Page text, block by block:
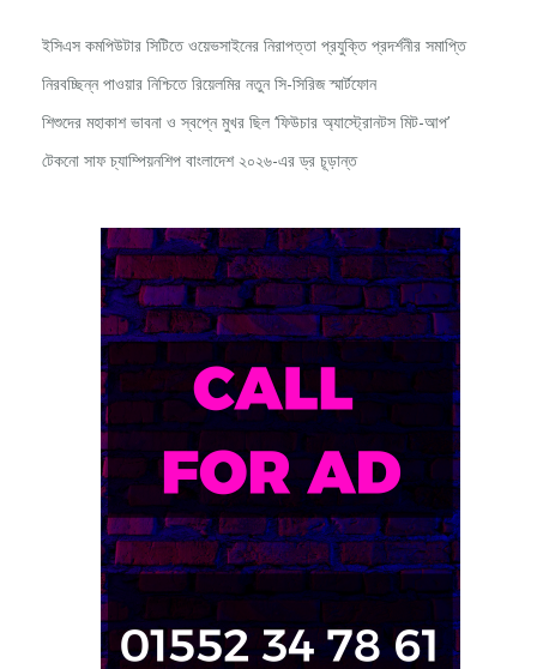
ইসিএস কমপিউটার সিটিতে ওয়েভসাইনের নিরাপত্তা প্রযুক্তি প্রদর্শনীর সমাপ্তি
নিরবচ্ছিন্ন পাওয়ার নিশ্চিতে রিয়েলমির নতুন সি-সিরিজ স্মার্টফোন
শিশুদের মহাকাশ ভাবনা ও স্বপ্নে মুখর ছিল ‘ফিউচার অ্যাস্ট্রোনটস মিট-আপ’
টেকনো সাফ চ্যাম্পিয়নশিপ বাংলাদেশ ২০২৬-এর ড্র চূড়ান্ত